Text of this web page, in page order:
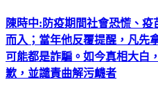
陳時中:防疫期間社會恐慌、
而入；當年他反覆提醒，凡先
可能都是詐騙。如今真相大白
歉，並譴責曲解污衊者